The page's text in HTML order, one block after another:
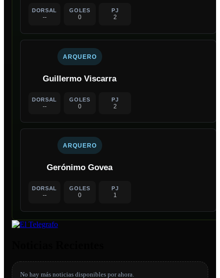
DORSAL
--
GOLES
0
PJ
2
ARQUERO
Guillermo Viscarra
DORSAL
--
GOLES
0
PJ
2
ARQUERO
Gerónimo Govea
DORSAL
--
GOLES
0
PJ
1
No hay más noticias disponibles por ahora.